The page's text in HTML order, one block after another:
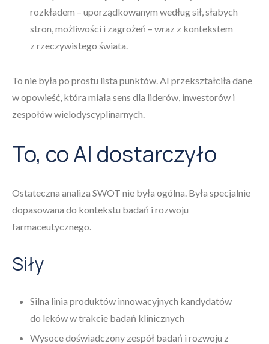
rozkładem – uporządkowanym według sił, słabych
stron, możliwości i zagrożeń – wraz z kontekstem
z rzeczywistego świata.
To nie była po prostu lista punktów. AI przekształciła dane
w opowieść, która miała sens dla liderów, inwestorów i
zespołów wielodyscyplinarnych.
To, co AI dostarczyło
Ostateczna analiza SWOT nie była ogólna. Była specjalnie
dopasowana do kontekstu badań i rozwoju
farmaceutycznego.
Siły
Silna linia produktów innowacyjnych kandydatów
do leków w trakcie badań klinicznych
Wysoce doświadczony zespół badań i rozwoju z